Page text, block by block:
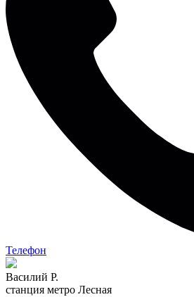
Телефон
Василий Р.
станция метро Лесная